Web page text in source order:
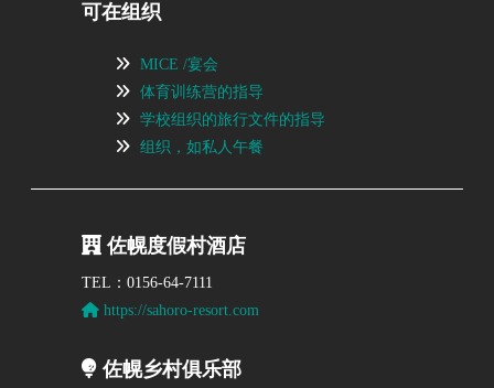
可在组织
MICE /宴会
体育训练营的指导
学校组织的旅行文件的指导
组织，如私人午餐
佐幌度假村酒店
TEL：0156-64-7111
https://sahoro-resort.com
佐幌乡村俱乐部